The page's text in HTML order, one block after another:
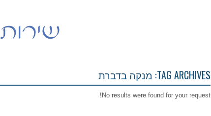
TAG ARCHIVES: מנקה בדברת
No results were found for your request!